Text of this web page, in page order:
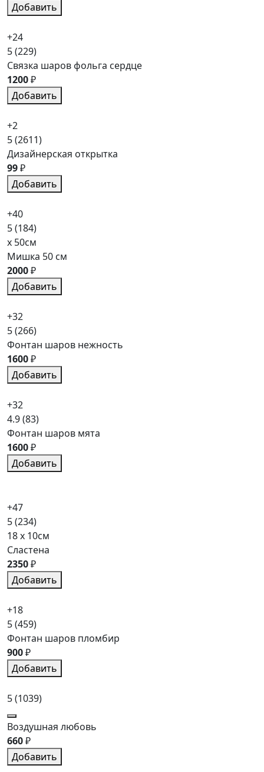
Добавить
+24
5(229)
Связка шаров фольга сердце
1200₽
Добавить
+2
5(2611)
Дизайнерская открытка
99₽
Добавить
+40
5(184)
x 50см
Мишка 50 см
2000₽
Добавить
+32
5(266)
Фонтан шаров нежность
1600₽
Добавить
+32
4.9(83)
Фонтан шаров мята
1600₽
Добавить
+47
5(234)
18 x 10см
Сластена
2350₽
Добавить
+18
5(459)
Фонтан шаров пломбир
900₽
Добавить
5(1039)
Воздушная любовь
660₽
Добавить